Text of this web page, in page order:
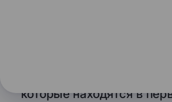
Центробанк
и содержанию
расширяют объем
которые находятся в